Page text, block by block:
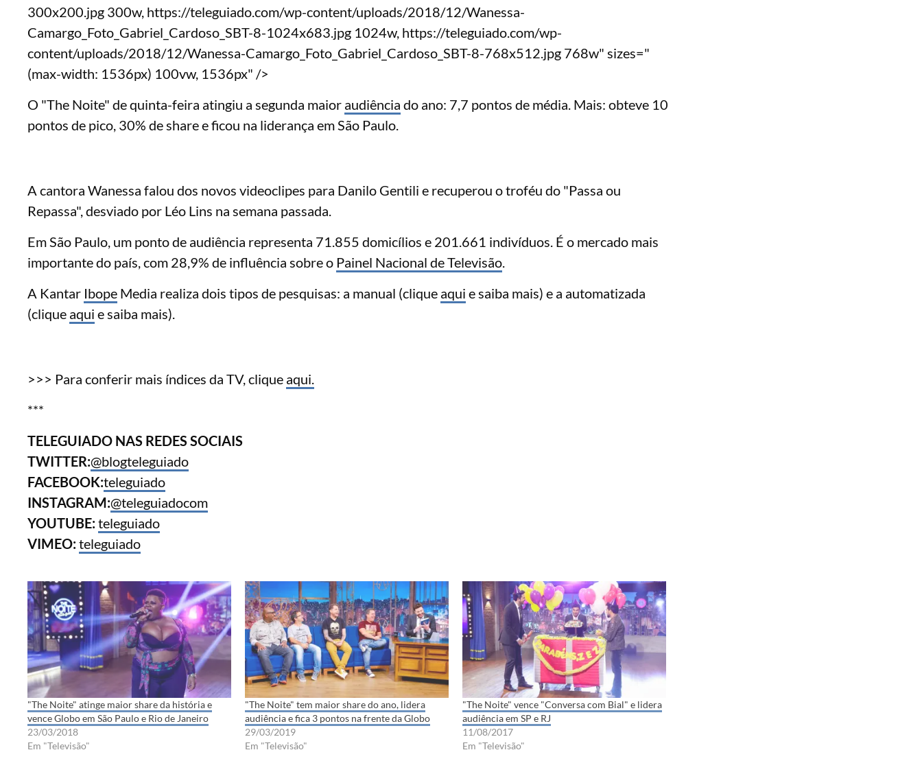
300x200.jpg 300w, https://teleguiado.com/wp-content/uploads/2018/12/Wanessa-
Camargo_Foto_Gabriel_Cardoso_SBT-8-1024x683.jpg 1024w, https://teleguiado.com/wp-
content/uploads/2018/12/Wanessa-Camargo_Foto_Gabriel_Cardoso_SBT-8-768x512.jpg 768w" sizes="
(max-width: 1536px) 100vw, 1536px" />
O "The Noite" de quinta-feira atingiu a segunda maior audiência do ano: 7,7 pontos de média. Mais: obteve 10
pontos de pico, 30% de share e ficou na liderança em São Paulo.
A cantora Wanessa falou dos novos videoclipes para Danilo Gentili e recuperou o troféu do "Passa ou
Repassa", desviado por Léo Lins na semana passada.
Em São Paulo, um ponto de audiência representa 71.855 domicílios e 201.661 indivíduos. É o mercado mais
importante do país, com 28,9% de influência sobre o Painel Nacional de Televisão.
A Kantar IbopeMedia realiza dois tipos de pesquisas: a manual (clique aqui e saiba mais) e a automatizada
(clique aqui e saiba mais).
>>> Para conferir mais índices da TV, clique aqui.
***
TELEGUIADO NAS REDES SOCIAIS
TWITTER:@blogteleguiado
FACEBOOK:teleguiado
INSTAGRAM:@teleguiadocom
YOUTUBE:teleguiado
VIMEO:teleguiado
"The Noite" atinge maior share da história e
vence Globo em São Paulo e Rio de Janeiro
23/03/2018
Em "Televisão"
"The Noite" tem maior share do ano, lidera
audiência e fica 3 pontos na frente da Globo
29/03/2019
Em "Televisão"
"The Noite" vence "Conversa com Bial" e lidera
audiência em SP e RJ
11/08/2017
Em "Televisão"